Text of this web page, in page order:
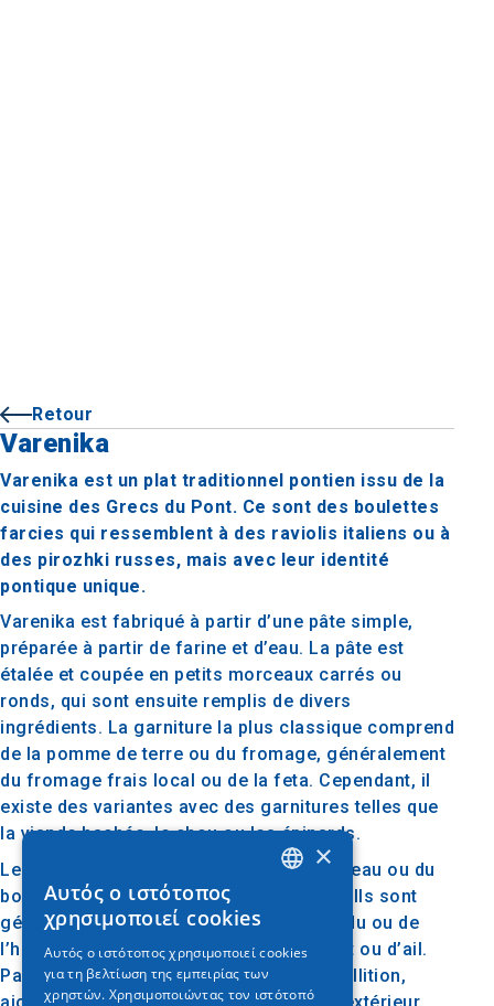
Retour
Varenika
Varenika est un plat traditionnel pontien issu de la
cuisine des Grecs du Pont. Ce sont des boulettes
farcies qui ressemblent à des raviolis italiens ou à
des pirozhki russes, mais avec leur identité
pontique unique.
Varenika est fabriqué à partir d’une pâte simple,
préparée à partir de farine et d’eau. La pâte est
étalée et coupée en petits morceaux carrés ou
ronds, qui sont ensuite remplis de divers
ingrédients. La garniture la plus classique comprend
de la pomme de terre ou du fromage, généralement
du fromage frais local ou de la feta. Cependant, il
existe des variantes avec des garnitures telles que
la viande hachée, le chou ou les épinards.
Les pâtons farcis sont bouillis dans de l’eau ou du
bouillon jusqu’à ce qu’ils soient tendres. Ils sont
généralement servis avec du beurre fondu ou de
l’huile chaude et accompagnés de yaourt ou d’ail.
Parfois, Varenika peut être frit après ébullition,
ajoutant une texture croustillante à son extérieur.
×
Αυτός ο ιστότοπος
χρησιμοποιεί cookies
Αυτός ο ιστότοπος χρησιμοποιεί cookies
για τη βελτίωση της εμπειρίας των
χρηστών. Χρησιμοποιώντας τον ιστότοπό